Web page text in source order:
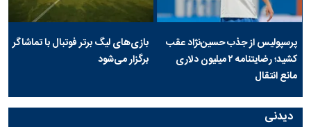
پرسپولیس از جذب حسین‌نژاد عقب
کشید؛ رضایتنامه ۲ میلیون دلاری
مانع انتقال
بازی‌های لیگ برتر فوتبال با تماشاگر
برگزار می‌شود
دیدنی